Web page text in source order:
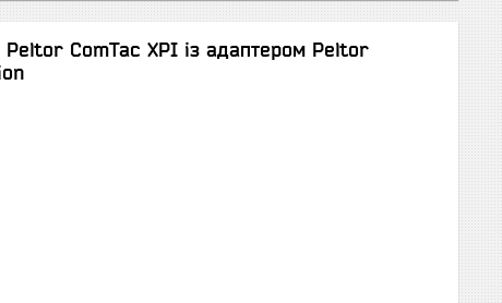
Peltor ComTac XPI із адаптером Peltor